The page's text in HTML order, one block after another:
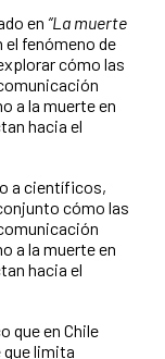
en “La muerte
fenómeno de
cómo las
a la muerte en
hacia el
a científicos,
cómo las
a la muerte en
hacia el
que en Chile
que limita